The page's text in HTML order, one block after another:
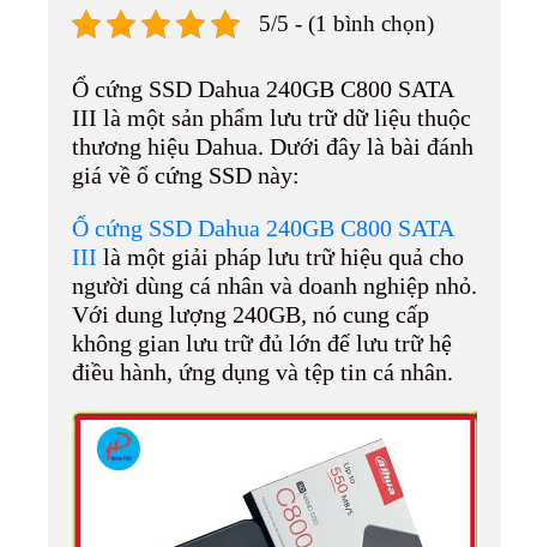
bo
ok
er
es
t
ed
In
di
t
y
Li
nk
re
5/5 - (1 bình chọn)
Ổ cứng SSD Dahua 240GB C800 SATA
III là một sản phẩm lưu trữ dữ liệu thuộc
thương hiệu Dahua. Dưới đây là bài đánh
giá về ổ cứng SSD này:
Ổ cứng SSD Dahua 240GB C800 SATA
III là một giải pháp lưu trữ hiệu quả cho
người dùng cá nhân và doanh nghiệp nhỏ.
Với dung lượng 240GB, nó cung cấp
không gian lưu trữ đủ lớn để lưu trữ hệ
điều hành, ứng dụng và tệp tin cá nhân.